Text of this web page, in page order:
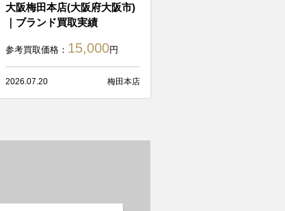
大阪梅田本店(大阪府大阪市)
｜ブランド買取実績
参考買取価格： 15,000円
2026.07.20 梅田本店